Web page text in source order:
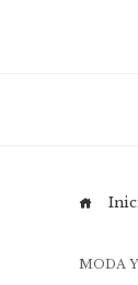
MODA